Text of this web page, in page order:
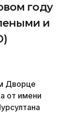
году
и
Дворце
от имени